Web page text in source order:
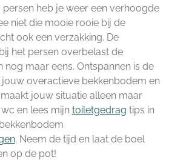
persen heb je weer een verhoogde
niet die mooie rooie bij de
ook een verzakking. De
het persen overbelast de
maar eens. Ontspannen is de
overactieve bekkenbodem en
jouw situatie alleen maar
en lees mijn toiletgedrag tips in
. Neem de tijd en laat de boel
op de pot!